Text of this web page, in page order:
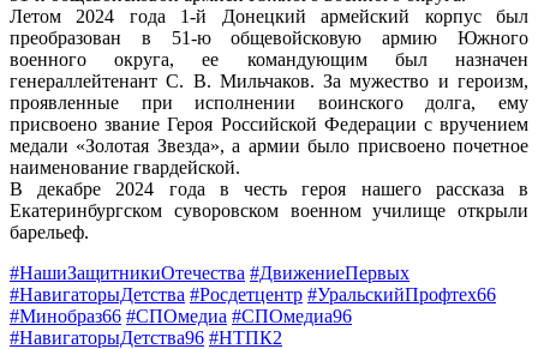
Летом 2024 года 1-й Донецкий армейский корпус был
преобразован в 51-ю общевойсковую армию Южного
военного округа, ее командующим был назначен
генераллейтенант C. В. Мильчаков. За мужество и героизм,
проявленные при исполнении воинского долга, ему
присвоено звание Героя Российской Федерации с вручением
медали «Золотая Звезда», а армии было присвоено почетное
наименование гвардейской.
В декабре 2024 года в честь героя нашего рассказа в
Екатеринбургском суворовском военном училище открыли
барельеф.
#НашиЗащитникиОтечества #ДвижениеПервых
#НавигаторыДетства #Росдетцентр #УральскийПрофтех66
#Минобраз66 #СПОмедиа #СПОмедиа96
#НавигаторыДетства96 #НТПК2